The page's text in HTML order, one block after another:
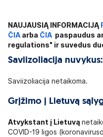
NAUJAUSIĄ INFORMACIJĄ
ČIA arba ČIA paspaudus
regulations" ir suvedus
Saviizoliacija nuvykus:
Saviizoliacija netaikoma.
Grįžimo į Lietuvą
Atvykstant į Lietuvą
COVID-19 ligos